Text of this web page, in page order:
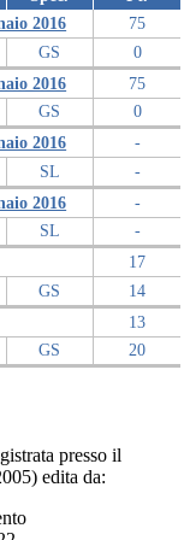
2016
GS
75
0
2016
GS
75
0
2016
SL
-
-
2016
SL
-
-
GS
17
14
GS
13
20
presso il
edita da: